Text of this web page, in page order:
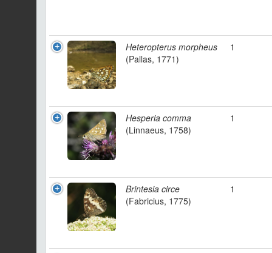
Heteropterus morpheus
(Pallas, 1771)
1
Hesperia comma
(Linnaeus, 1758)
1
Brintesia circe
(Fabricius, 1775)
1